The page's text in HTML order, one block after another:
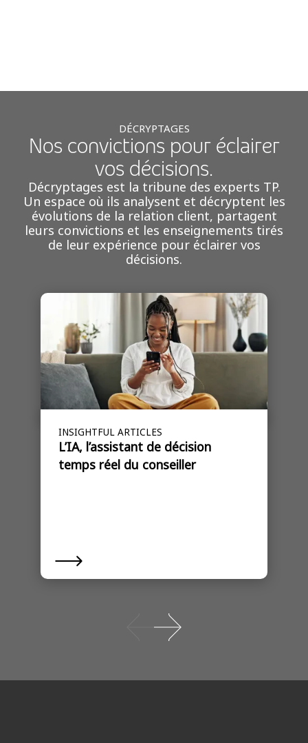
DÉCRYPTAGES
Nos convictions pour éclairer
vos décisions.
Décryptages est la tribune des experts TP.
Un espace où ils analysent et décryptent les
évolutions de la relation client, partagent
leurs convictions et les enseignements tirés
de leur expérience pour éclairer vos
décisions.
INSIGHTFUL ARTICLES
L’IA, l’assistant de décision
temps réel du conseiller